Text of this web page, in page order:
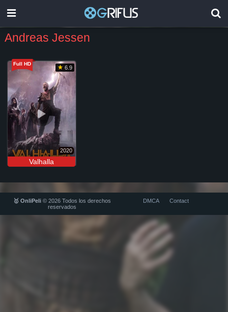
Andreas Jessen
6.9
Valhalla
2020
Full HD
🥇 OnliPeli © 2026 Todos los derechos
reservados
DMCA Contact